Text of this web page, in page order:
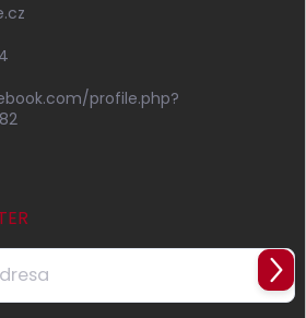
profile.php?
se